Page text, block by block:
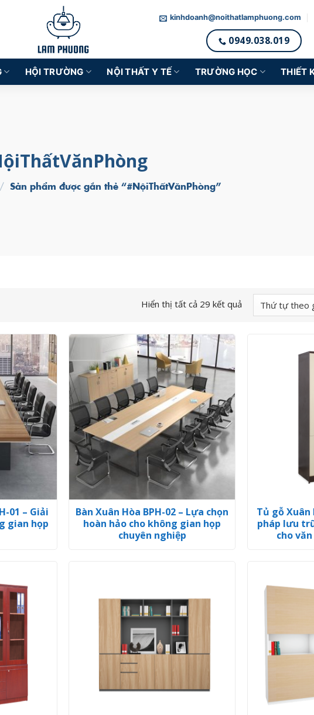
kinhdoanh@noithatlamphuong.com
0949.038.019
HỘI TRƯỜNG NỘI THẤT Y TẾ TRƯỜNG HỌC THIẾT
/ Sản phẩm được gắn thẻ “#NộiThấtVănPhòng”
Hiển thị tất cả 29 kết quả
01 – Giải
gian họp
Bàn Xuân Hòa BPH-02 – Lựa chọn
hoàn hảo cho không gian họp
chuyên nghiệp
Tủ gỗ Xuân
pháp lưu
cho